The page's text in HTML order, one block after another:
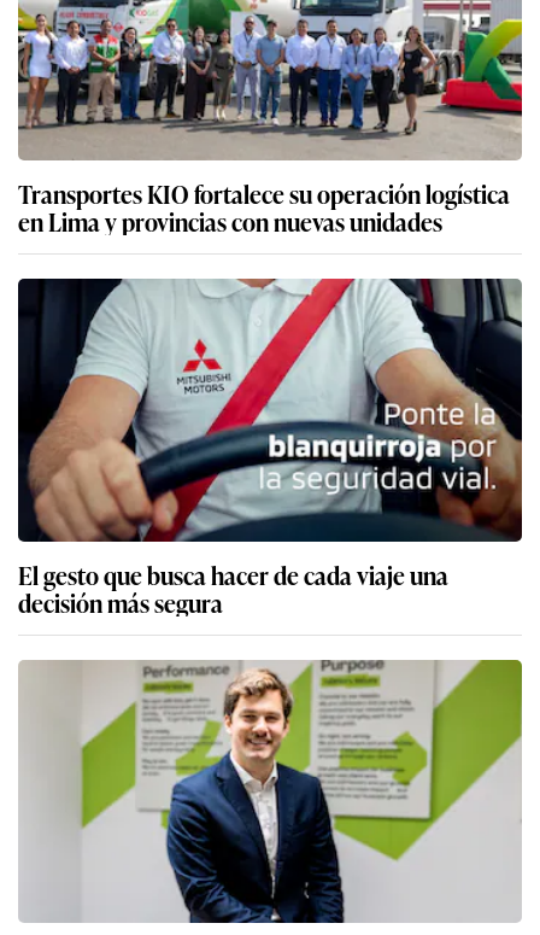
Transportes KIO fortalece su operación logística
en Lima y provincias con nuevas unidades
El gesto que busca hacer de cada viaje una
decisión más segura